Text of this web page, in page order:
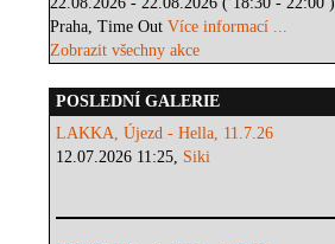
Praha, Time OutVíce informací ...
Zobrazit všechny akce
POSLEDNÍ GALERIE
LAKKA, Újezd - Hella, 11.7.26
12.07.2026 11:25, Siki